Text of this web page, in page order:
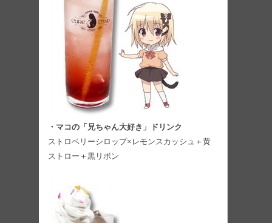
・マコの「兄ちゃん大好き」ドリンク
ストロベリーシロップ×レモンスカッシュ＋黄
ストロー＋黒リボン